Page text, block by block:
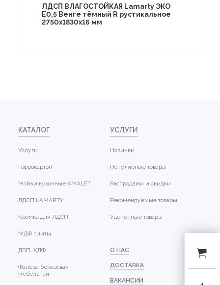
ЛДСП ВЛАГОСТОЙКАЯ Lamarty ЭКО
E0,5 Венге тёмный R рустикальное
2750х1830х16 мм
КАТАЛОГ
Услуги
Гофрокартон
Мойки кухонные AMALET
ЛДСП LAMARTY
Кромка для ЛДСП
МДФ плиты
ДВП, ХДФ
Фанера берёзовая
мебельная
УСЛУГИ
Новинки
Популярные товары
Распродажи и скидки
Рекомендуемые товары
Уцененные товары
О НАС
ДОСТАВКА
ВАКАНСИИ